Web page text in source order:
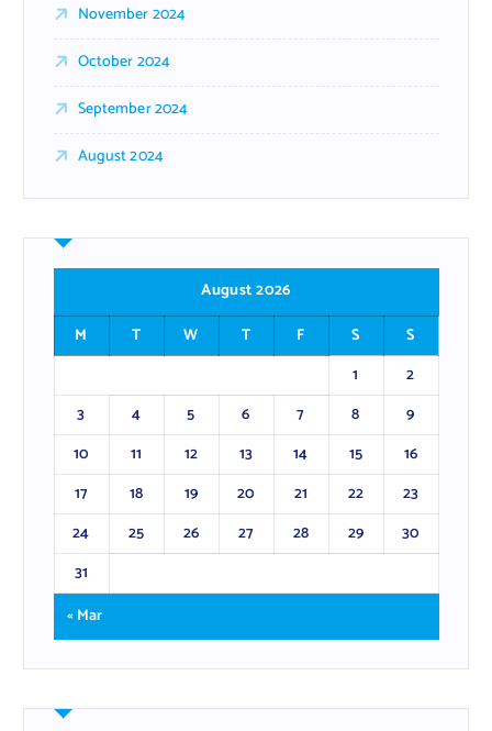
November 2024
October 2024
September 2024
August 2024
August 2026
M
T W T F S
S
1
2
3
4 5 6 7 8
9
10
11 12 13 14 15
16
17
18 19 20 21 22
23
24
25 26 27 28 29
30
31
« Mar